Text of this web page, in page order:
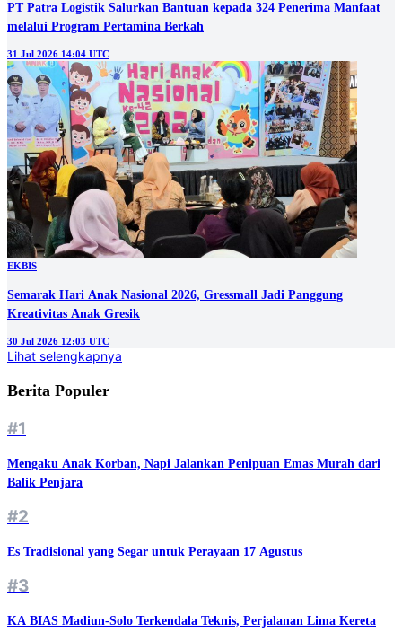
PT Patra Logistik Salurkan Bantuan kepada 324 Penerima Manfaat
melalui Program Pertamina Berkah
31 Jul 2026 14:04 UTC
EKBIS
Semarak Hari Anak Nasional 2026, Gressmall Jadi Panggung
Kreativitas Anak Gresik
30 Jul 2026 12:03 UTC
Lihat selengkapnya
Berita Populer
#1
Mengaku Anak Korban, Napi Jalankan Penipuan Emas Murah dari
Balik Penjara
#2
Es Tradisional yang Segar untuk Perayaan 17 Agustus
#3
KA BIAS Madiun-Solo Terkendala Teknis, Perjalanan Lima Kereta